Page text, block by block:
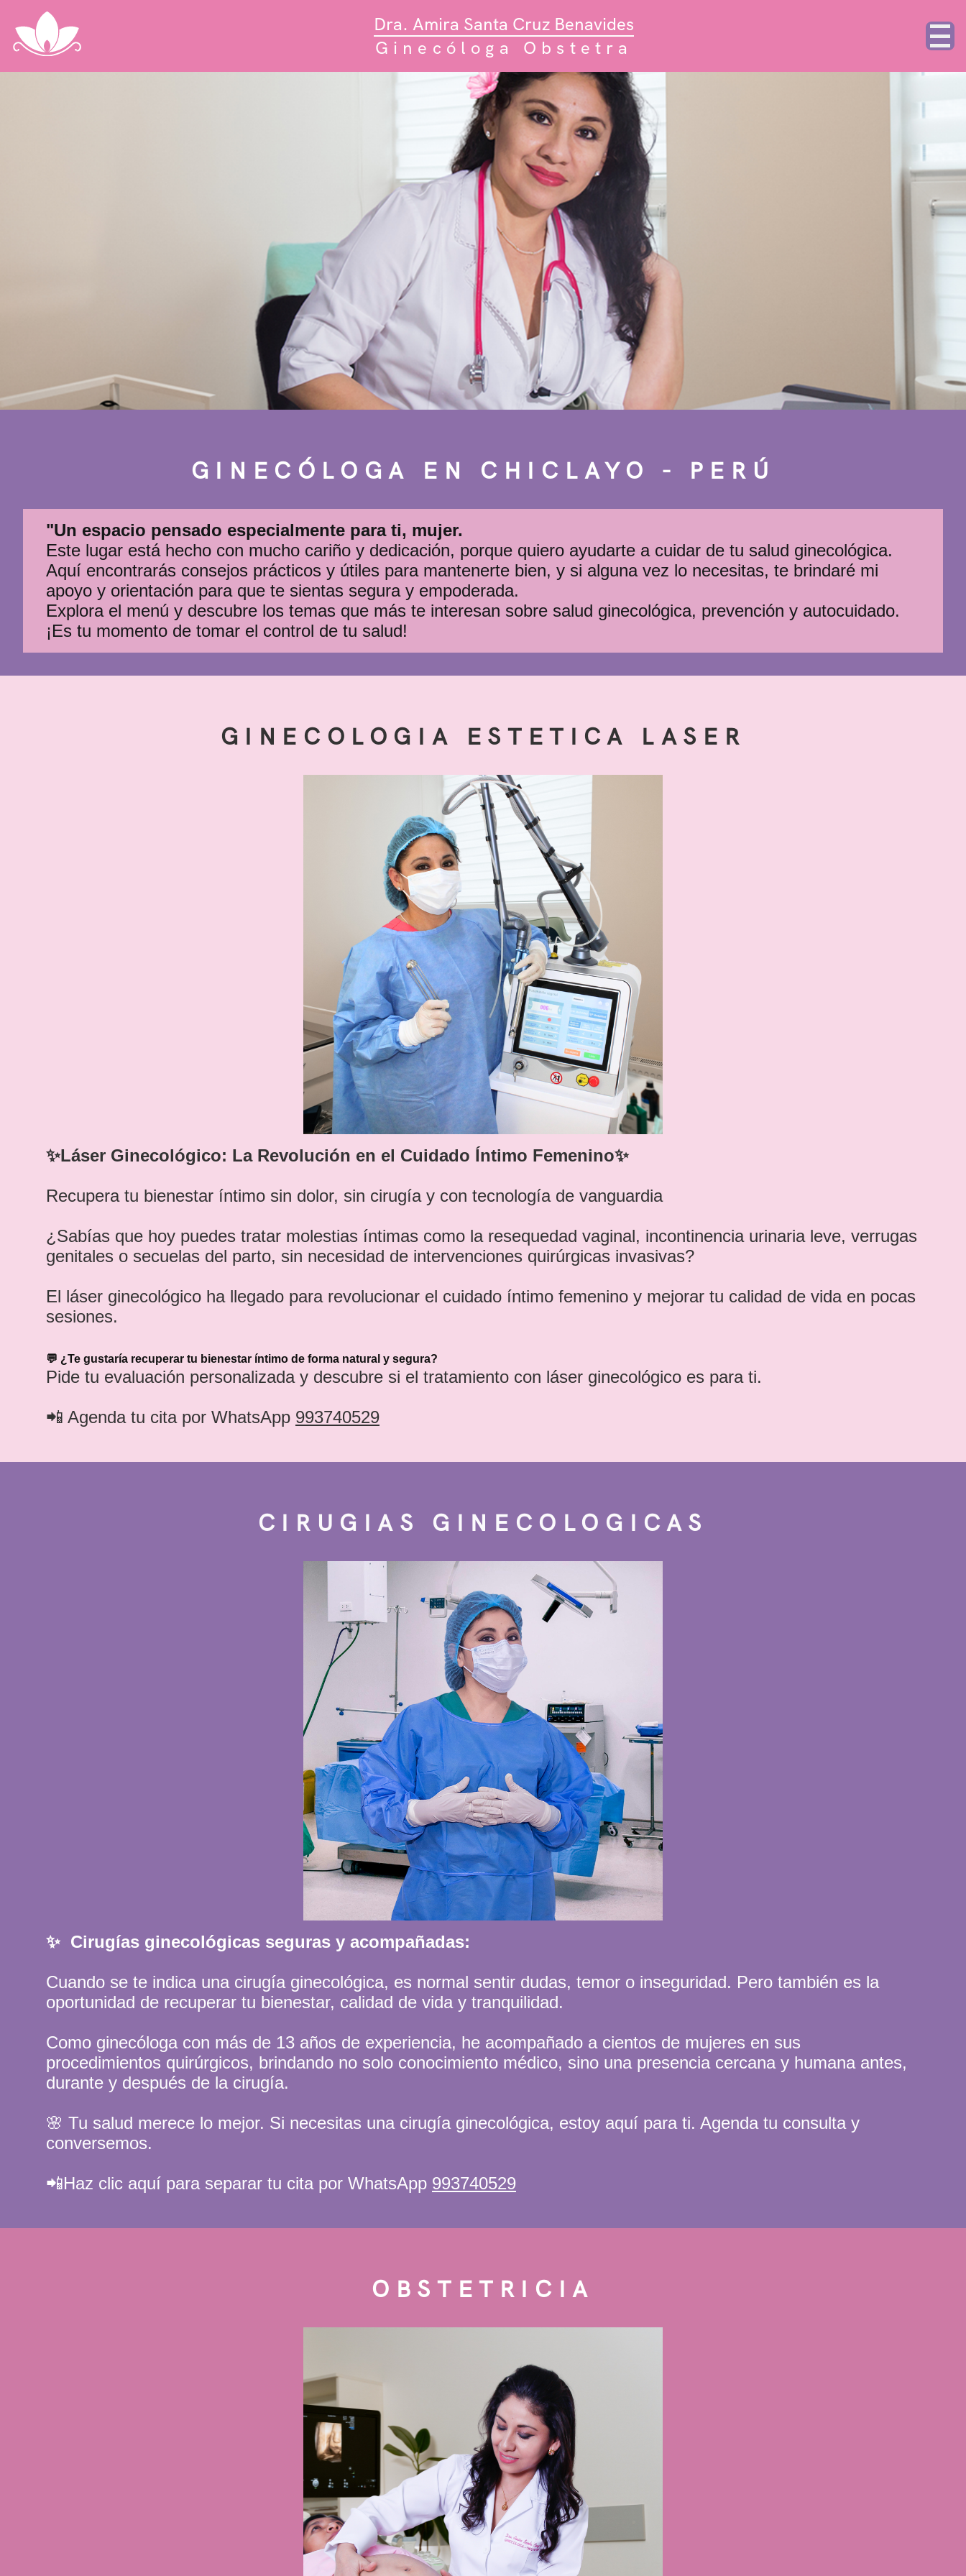
Dra. Amira Santa Cruz Benavides
Ginecóloga Obstetra
Servicios de Ginecología con Laser
Servicios de Cirugías Ginecológicas
Servicios de Obstetricia
Servicios de Mastología
Servicios de Prevencion Oncológica
Servicios de Métodos Anticonceptivos
Productos
Blog
Eventos
Contáctame
GINECÓLOGA EN CHICLAYO - PERÚ
"Un espacio pensado especialmente para ti, mujer.
Este lugar está hecho con mucho cariño y dedicación, porque quiero ayudarte a cuidar de tu salud ginecológica.
Aquí encontrarás consejos prácticos y útiles para mantenerte bien, y si alguna vez lo necesitas, te brindaré mi
apoyo y orientación para que te sientas segura y empoderada.
Explora el menú y descubre los temas que más te interesan sobre salud ginecológica, prevención y autocuidado.
¡Es tu momento de tomar el control de tu salud!
GINECOLOGIA ESTETICA LASER
✨Láser Ginecológico: La Revolución en el Cuidado Íntimo Femenino✨
Recupera tu bienestar íntimo sin dolor, sin cirugía y con tecnología de vanguardia
¿Sabías que hoy puedes tratar molestias íntimas como la resequedad vaginal, incontinencia urinaria leve, verrugas
genitales o secuelas del parto, sin necesidad de intervenciones quirúrgicas invasivas?
El láser ginecológico ha llegado para revolucionar el cuidado íntimo femenino y mejorar tu calidad de vida en pocas
sesiones.
💬 ¿Te gustaría recuperar tu bienestar íntimo de forma natural y segura?
Pide tu evaluación personalizada y descubre si el tratamiento con láser ginecológico es para ti.
📲 Agenda tu cita por WhatsApp 993740529
CIRUGIAS GINECOLOGICAS
✨ Cirugías ginecológicas seguras y acompañadas:
Cuando se te indica una cirugía ginecológica, es normal sentir dudas, temor o inseguridad. Pero también es la
oportunidad de recuperar tu bienestar, calidad de vida y tranquilidad.
Como ginecóloga con más de 13 años de experiencia, he acompañado a cientos de mujeres en sus
procedimientos quirúrgicos, brindando no solo conocimiento médico, sino una presencia cercana y humana antes,
durante y después de la cirugía.
🌸 Tu salud merece lo mejor. Si necesitas una cirugía ginecológica, estoy aquí para ti. Agenda tu consulta y
conversemos.
📲Haz clic aquí para separar tu cita por WhatsApp 993740529
OBSTETRICIA